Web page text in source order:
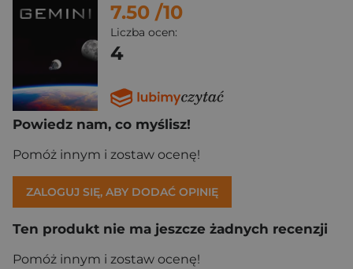
7.50 /10
Liczba ocen:
4
Powiedz nam, co myślisz!
Pomóż innym i zostaw ocenę!
ZALOGUJ SIĘ, ABY DODAĆ OPINIĘ
Ten produkt nie ma jeszcze żadnych recenzji
Pomóż innym i zostaw ocenę!